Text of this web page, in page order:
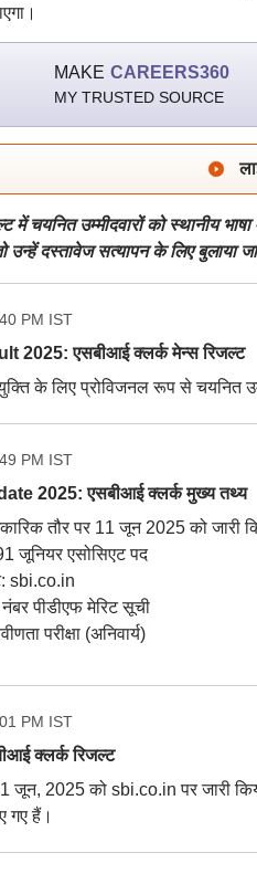
MAKE CAREERS360
MY TRUSTED SOURCE
चयनित उम्मीदवारों को स्थानीय भाषा
उन्हें दस्तावेज सत्यापन के लिए बुलाया
PM IST
2025: एसबीआई क्लर्क मेन्स रिजल्ट
के लिए प्रोविजनल रूप से चयनित
PM IST
2025: एसबीआई क्लर्क मुख्य तथ्य
तौर पर 11 जून 2025 को जारी
जूनियर एसोसिएट पद
sbi.co.in
पीडीएफ मेरिट सूची
परीक्षा (अनिवार्य)
PM IST
क्लर्क रिजल्ट
जून, 2025 को sbi.co.in पर जारी
गए हैं।